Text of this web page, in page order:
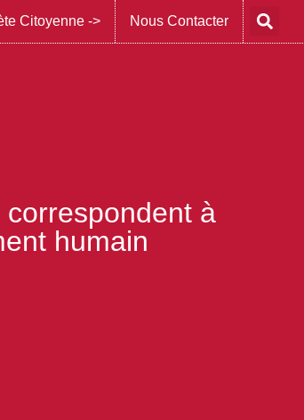
Citoyenne -> Nous Contacter
à
humain